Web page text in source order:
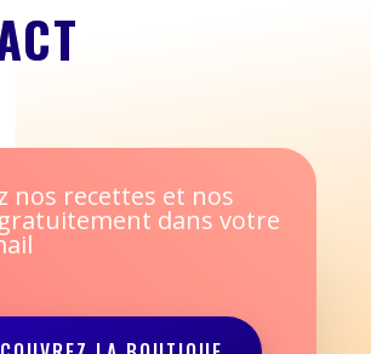
nos recettes et nos
dans votre